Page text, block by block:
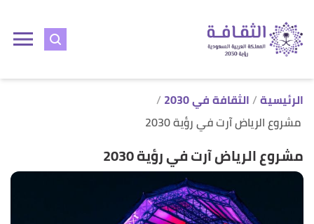
الرئيسية الثقافة في 2030
مشروع الرياض آرت في رؤية 2030
مشروع الرياض آرت في رؤية 2030